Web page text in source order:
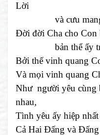
Lời
và cưu mang
Đời đời Cha cho Con
bản thể ấy
Bởi thế vinh quang
Và mọi vinh quang
Như người yêu cùng
nhau,
Tình yêu ấy hiệp
Cả Hai Đấng và